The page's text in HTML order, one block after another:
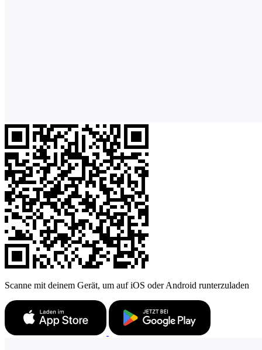
Scanne mit deinem Gerät, um auf iOS oder Android runterzuladen